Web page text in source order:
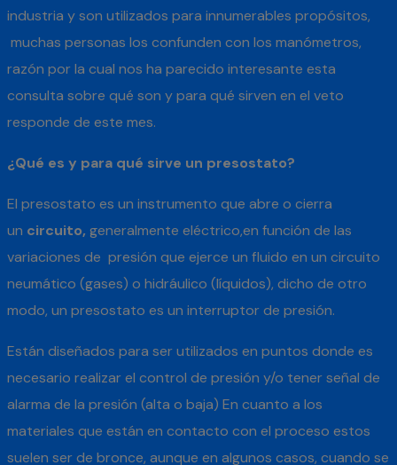
industria y son utilizados para innumerables propósitos,
muchas personas los confunden con los manómetros,
razón por la cual nos ha parecido interesante esta
consulta sobre qué son y para qué sirven en el veto
responde de este mes.
¿Qué es y para qué sirve un presostato?
El presostato es un instrumento que abre o cierra
un circuito, generalmente eléctrico,en función de las
variaciones de presión que ejerce un fluido en un circuito
neumático (gases) o hidráulico (líquidos), dicho de otro
modo, un presostato es un interruptor de presión.
Están diseñados para ser utilizados en puntos donde es
necesario realizar el control de presión y/o tener señal de
alarma de la presión (alta o baja) En cuanto a los
materiales que están en contacto con el proceso estos
suelen ser de bronce, aunque en algunos casos, cuando se